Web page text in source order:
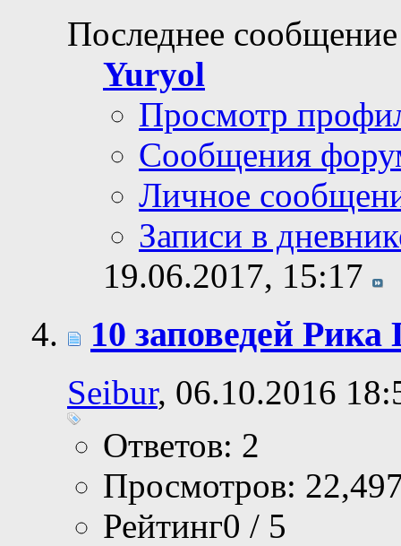
Последнее
Yuryol
Просмотр
Сообщения
Личное
Записи в
19.06.2017, 15:17
10 заповедей Рика
Seibur, 06.10.2016
Ответов: 2
Просмотров:
Рейтинг0 / 5